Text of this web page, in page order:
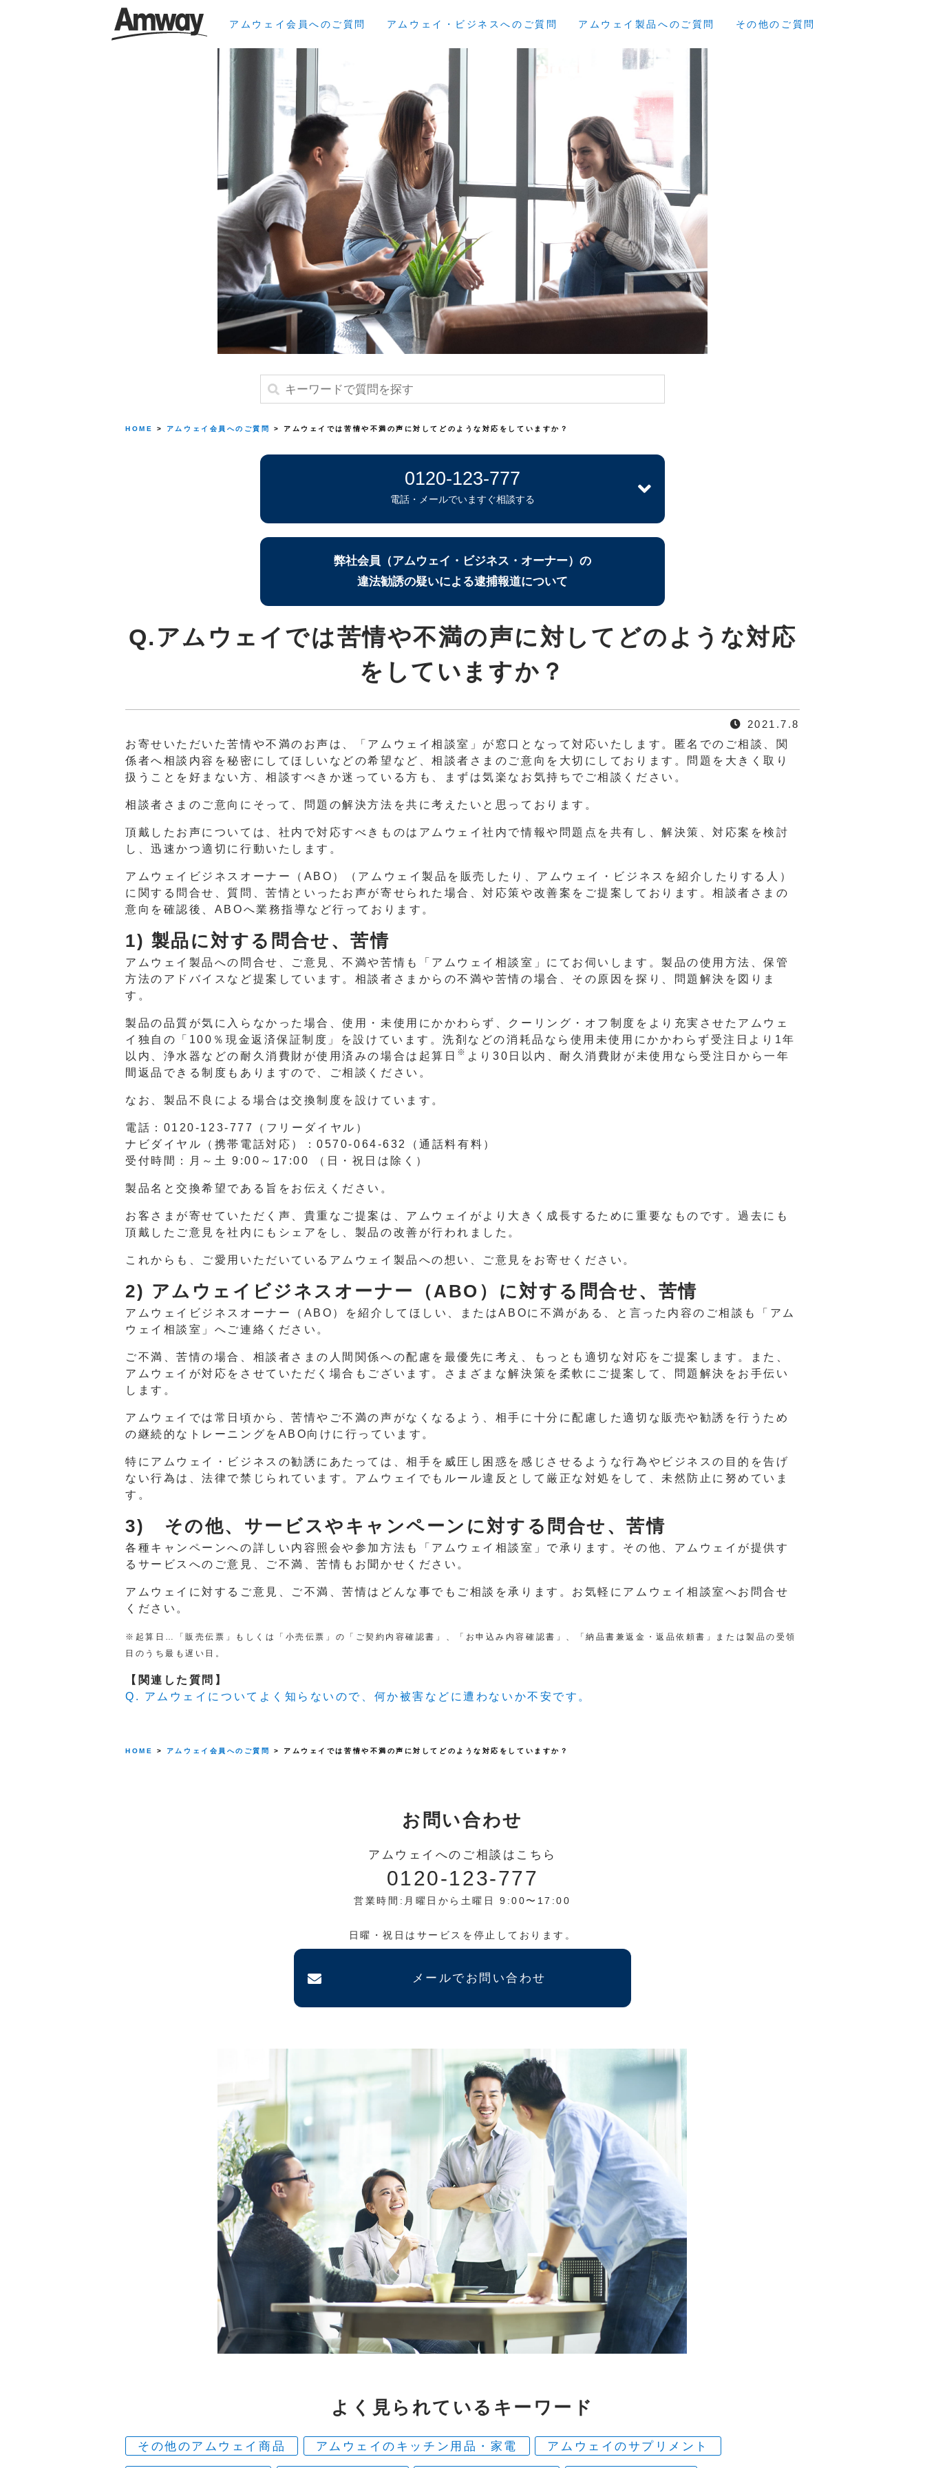
アムウェイ会員へのご質問 アムウェイ・ビジネスへのご質問 アムウェイ製品へのご質問 その他のご質問
HOME > アムウェイ会員へのご質問 > アムウェイでは苦情や不満の声に対してどのような対応をしていますか？
0120-123-777
電話・メールでいますぐ相談する
弊社会員（アムウェイ・ビジネス・オーナー）の
違法勧誘の疑いによる逮捕報道について
Q.アムウェイでは苦情や不満の声に対してどのような対応
をしていますか？
2021.7.8
お寄せいただいた苦情や不満のお声は、「アムウェイ相談室」が窓口となって対応いたします。匿名でのご相談、関
係者へ相談内容を秘密にしてほしいなどの希望など、相談者さまのご意向を大切にしております。問題を大きく取り
扱うことを好まない方、相談すべきか迷っている方も、まずは気楽なお気持ちでご相談ください。
相談者さまのご意向にそって、問題の解決方法を共に考えたいと思っております。
頂戴したお声については、社内で対応すべきものはアムウェイ社内で情報や問題点を共有し、解決策、対応案を検討
し、迅速かつ適切に行動いたします。
アムウェイビジネスオーナー（ABO）（アムウェイ製品を販売したり、アムウェイ・ビジネスを紹介したりする人）
に関する問合せ、質問、苦情といったお声が寄せられた場合、対応策や改善案をご提案しております。相談者さまの
意向を確認後、ABOへ業務指導など行っております。
1) 製品に対する問合せ、苦情
アムウェイ製品への問合せ、ご意見、不満や苦情も「アムウェイ相談室」にてお伺いします。製品の使用方法、保管
方法のアドバイスなど提案しています。相談者さまからの不満や苦情の場合、その原因を探り、問題解決を図りま
す。
製品の品質が気に入らなかった場合、使用・未使用にかかわらず、クーリング・オフ制度をより充実させたアムウェ
イ独自の「100％現金返済保証制度」を設けています。洗剤などの消耗品なら使用未使用にかかわらず受注日より1年
以内、浄水器などの耐久消費財が使用済みの場合は起算日 ※ より30日以内、耐久消費財が未使用なら受注日から一年
間返品できる制度もありますので、ご相談ください。
なお、製品不良による場合は交換制度を設けています。
電話：0120-123-777（フリーダイヤル）
ナビダイヤル（携帯電話対応）：0570-064-632（通話料有料）
受付時間：月～土 9:00～17:00 （日・祝日は除く）
製品名と交換希望である旨をお伝えください。
お客さまが寄せていただく声、貴重なご提案は、アムウェイがより大きく成長するために重要なものです。過去にも
頂戴したご意見を社内にもシェアをし、製品の改善が行われました。
これからも、ご愛用いただいているアムウェイ製品への想い、ご意見をお寄せください。
2) アムウェイビジネスオーナー（ABO）に対する問合せ、苦情
アムウェイビジネスオーナー（ABO）を紹介してほしい、またはABOに不満がある、と言った内容のご相談も「アム
ウェイ相談室」へご連絡ください。
ご不満、苦情の場合、相談者さまの人間関係への配慮を最優先に考え、もっとも適切な対応をご提案します。また、
アムウェイが対応をさせていただく場合もございます。さまざまな解決策を柔軟にご提案して、問題解決をお手伝い
します。
アムウェイでは常日頃から、苦情やご不満の声がなくなるよう、相手に十分に配慮した適切な販売や勧誘を行うため
の継続的なトレーニングをABO向けに行っています。
特にアムウェイ・ビジネスの勧誘にあたっては、相手を威圧し困惑を感じさせるような行為やビジネスの目的を告げ
ない行為は、法律で禁じられています。アムウェイでもルール違反として厳正な対処をして、未然防止に努めていま
す。
3) その他、サービスやキャンペーンに対する問合せ、苦情
各種キャンペーンへの詳しい内容照会や参加方法も「アムウェイ相談室」で承ります。その他、アムウェイが提供す
るサービスへのご意見、ご不満、苦情もお聞かせください。
アムウェイに対するご意見、ご不満、苦情はどんな事でもご相談を承ります。お気軽にアムウェイ相談室へお問合せ
ください。
※起算日…「販売伝票」もしくは「小売伝票」の「ご契約内容確認書」、「お申込み内容確認書」、「納品書兼返金・返品依頼書」または製品の受領
日のうち最も遅い日。
【関連した質問】
Q. アムウェイについてよく知らないので、何か被害などに遭わないか不安です。
HOME > アムウェイ会員へのご質問 > アムウェイでは苦情や不満の声に対してどのような対応をしていますか？
お問い合わせ
アムウェイへのご相談はこちら
0120-123-777
営業時間:月曜日から土曜日 9:00〜17:00
日曜・祝日はサービスを停止しております。
メールでお問い合わせ
よく見られている キーワード
その他のアムウェイ商品 アムウェイのキッチン用品・家電 アムウェイのサプリメント